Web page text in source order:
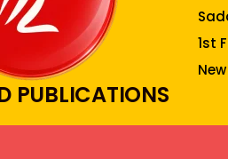
PUBLICATIONS
1st